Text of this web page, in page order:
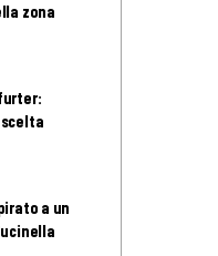
zona
scelta
a un